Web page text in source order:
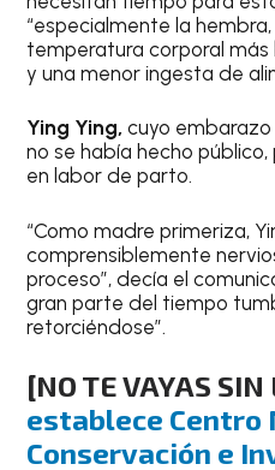
“especialmente la
temperatura corporal
y una menor ingesta de
Ying Ying, cuyo
no se había hecho
en labor de parto.
“Como madre primeriza,
comprensiblemente
proceso”, decía el
gran parte del tiempo
retorciéndose”.
[NO TE VAYAS SIN
establece Centro
Conservación e